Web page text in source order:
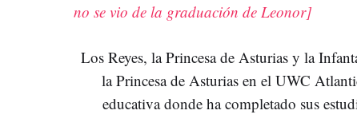
no se vio de la graduación de Leonor]
Los Reyes, la Princesa de Asturias y la
la Princesa de Asturias en el UWC
educativa donde ha completado sus